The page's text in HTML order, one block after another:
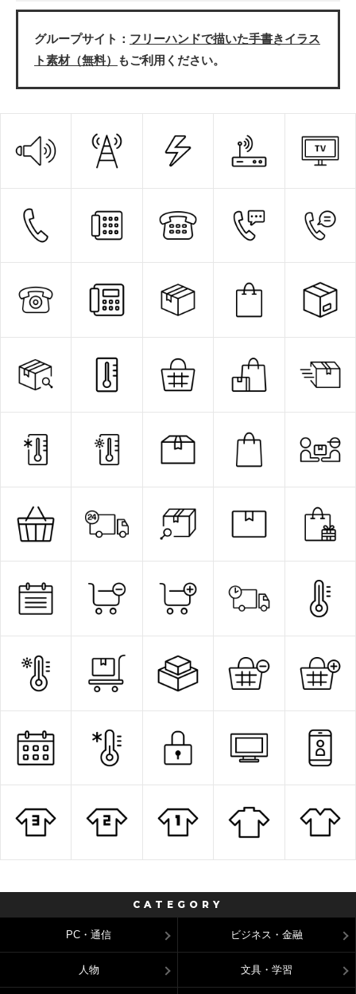
グループサイト： フリーハンドで描いた手書きイラス
ト素材（無料）
もご利用ください。
CATEGORY
PC・通信 ビジネス・金融
人物 文具・学習